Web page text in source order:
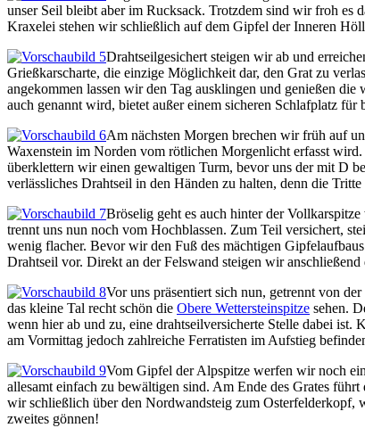
unser Seil bleibt aber im Rucksack. Trotzdem sind wir froh es
Kraxelei stehen wir schließlich auf dem Gipfel der Inneren
Drahtseilgesichert steigen wir ab und
Grießkarscharte, die einzige Möglichkeit dar, den Grat zu
angekommen lassen wir den Tag ausklingen und genießen
auch genannt wird, bietet außer einem sicheren Schlafplatz
Am nächsten Morgen brechen wir früh auf
Waxenstein im Norden vom rötlichen Morgenlicht erfasst
überklettern wir einen gewaltigen Turm, bevor uns der mit D
verlässliches Drahtseil in den Händen zu halten, denn die
Bröselig geht es auch hinter der
trennt uns nun noch vom Hochblassen. Zum Teil versichert,
wenig flacher. Bevor wir den Fuß des mächtigen
Drahtseil vor. Direkt an der Felswand steigen wir
Vor uns präsentiert sich nun, getrennt von
das kleine Tal recht schön die Obere Wettersteinspitze sehen.
wenn hier ab und zu, eine drahtseilversicherte Stelle dabei
am Vormittag jedoch zahlreiche Ferratisten im Aufstieg
Vom Gipfel der Alpspitze werfen wir noch
allesamt einfach zu bewältigen sind. Am Ende des Grates
wir schließlich über den Nordwandsteig zum Osterfelderkopf,
zweites gönnen!